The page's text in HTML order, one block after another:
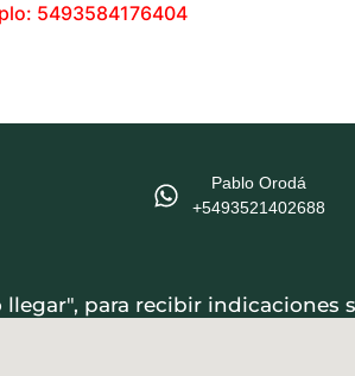
5493584176404
Pablo Orodá
‪+5493521402688‬
para recibir indicaciones